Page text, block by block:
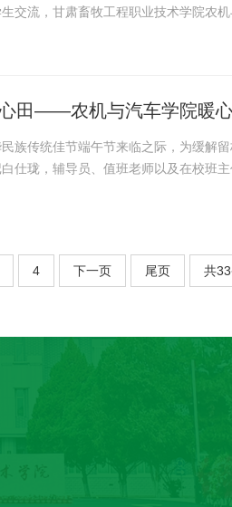
交流，甘肃畜牧工程职业技术学院农
，展现当代大学生的青春风采。 农机
田——农机与汽车学院暖
族传统佳节端午节来临之际，为缓解
仕珑，辅导员、值班老师以及在校班
满载心意的油饼卷糕，走进一间间学
4 下一页 尾页 共